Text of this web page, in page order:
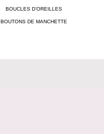
BOUCLES D’OREILLES
BOUTONS DE MANCHETTE